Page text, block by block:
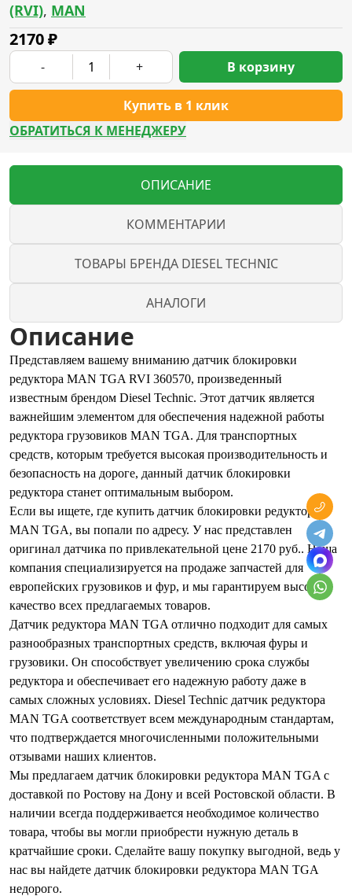
(RVI), MAN
2170₽
- +
Купить в 1 клик
В корзину
ОБРАТИТЬСЯ К МЕНЕДЖЕРУ
ОПИСАНИЕ
КОММЕНТАРИИ
ТОВАРЫ БРЕНДА DIESEL TECHNIC
АНАЛОГИ
Описание
Представляем вашему вниманию датчик блокировки
редуктора MAN TGA RVI 360570, произведенный
известным брендом Diesel Technic. Этот датчик является
важнейшим элементом для обеспечения надежной работы
редуктора грузовиков MAN TGA. Для транспортных
средств, которым требуется высокая производительность и
безопасность на дороге, данный датчик блокировки
редуктора станет оптимальным выбором.
Если вы ищете, где купить датчик блокировки редуктора
MAN TGA, вы попали по адресу. У нас представлен
оригинал датчика по привлекательной цене 2170 руб.. Наша
компания специализируется на продаже запчастей для
европейских грузовиков и фур, и мы гарантируем высокое
качество всех предлагаемых товаров.
Датчик редуктора MAN TGA отлично подходит для самых
разнообразных транспортных средств, включая фуры и
грузовики. Он способствует увеличению срока службы
редуктора и обеспечивает его надежную работу даже в
самых сложных условиях. Diesel Technic датчик редуктора
MAN TGA соответствует всем международным стандартам,
что подтверждается многочисленными положительными
отзывами наших клиентов.
Мы предлагаем датчик блокировки редуктора MAN TGA с
доставкой по Ростову на Дону и всей Ростовской области. В
наличии всегда поддерживается необходимое количество
товара, чтобы вы могли приобрести нужную деталь в
кратчайшие сроки. Сделайте вашу покупку выгодной, ведь у
нас вы найдете датчик блокировки редуктора MAN TGA
недорого.